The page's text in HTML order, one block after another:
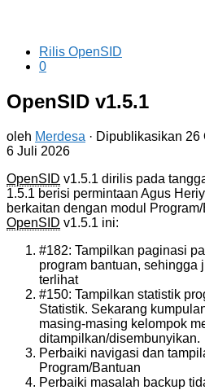
Rilis OpenSID
0
OpenSID v1.5.1
oleh Merdesa · Dipublikasikan 26
6 Juli 2026
OpenSID v1.5.1 dirilis pada
1.5.1 berisi permintaan Agus
berkaitan dengan modul
OpenSID v1.5.1 ini:
#182: Tampilkan paginasi
program bantuan, sehingga
terlihat
#150: Tampilkan statistik
Statistik. Sekarang
masing-masing kelompok
ditampilkan/disembunyikan.
Perbaiki navigasi dan
Program/Bantuan
Perbaiki masalah backup